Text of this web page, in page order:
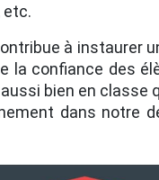
etc.
à instaurer
la confiance des
bien en classe
dans notre